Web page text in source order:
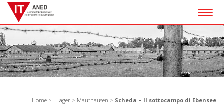
Home > I Lager > Mauthausen > Scheda – Il sottocampo di Ebensee